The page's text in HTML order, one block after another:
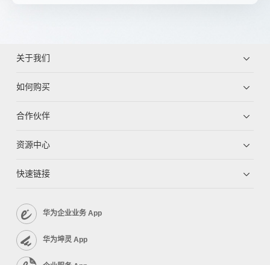
关于我们
如何购买
合作伙伴
资源中心
快速链接
华为企业业务 App
华为坤灵 App